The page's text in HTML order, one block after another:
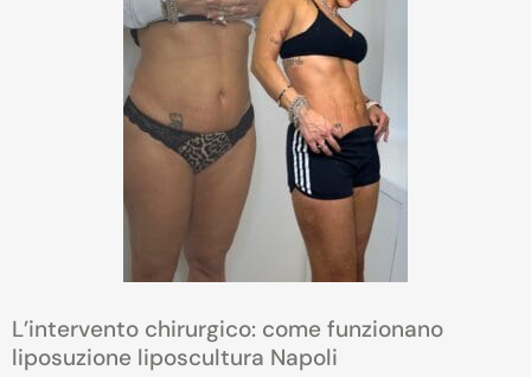
L’intervento chirurgico: come funzionano
liposuzione liposcultura Napoli